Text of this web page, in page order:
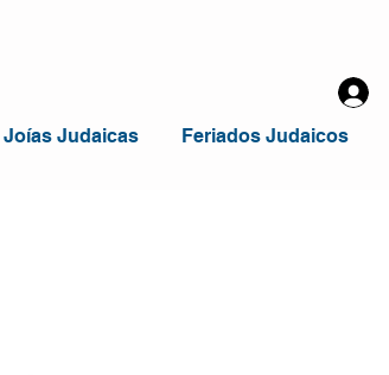
Joías Judaicas Feriados Judaicos